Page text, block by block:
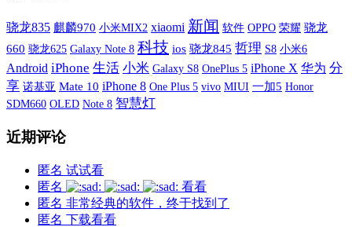
骁龙835 麒麟970 小米MIX2 xiaomi 新闻 软件 OPPO 荣耀 骁龙
660 骁龙625 Galaxy Note 8 科技 ios 骁龙845 哲理 S8 小米6
Android iPhone 生活 小米 Galaxy S8 OnePlus 5 iPhone X 华为 分
享 诺基亚 Mate 10 iPhone 8 One Plus 5 vivo MIUI 一加5 Honor
SDM660 OLED Note 8 智慧灯
近期评论
匿名 试试看
匿名
看看
匿名 非常经典的软件，终于找到了
匿名 下载看看